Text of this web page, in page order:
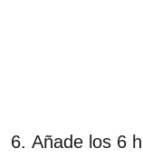
Añade los 6